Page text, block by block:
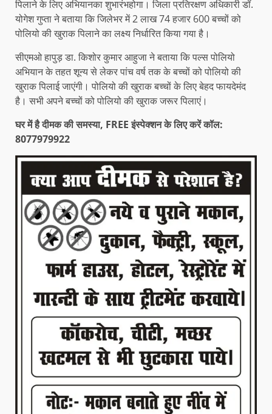
पिलाने के लिए अभियानका शुभारंभहोगा। जिला प्रतिरक्षण अधिकारी डॉ.
योगेश गुप्ता ने बताया कि जिलेभर में 2 लाख 74 हजार 600 बच्चों को
पोलियो की खुराक पिलाने का लक्ष्य निर्धारित किया गया है।
सीएमओ हापुड़ डा. किशोर कुमार आहुजा ने बताया कि पल्स पोलियो
अभियान के तहत शून्य से लेकर पांच वर्ष तक के बच्चों को पोलियो की
खुराक पिलाई जाएंगी। पोलियो की खुराक बच्चों के लिए बेहद फायदेमंद
है। सभी अपने बच्चों को पोलियो की खुराक जरूर पिलाएं।
घर में है दीमक की समस्या, FREE इंस्पेक्शन के लिए करें कॉल:
8077979922